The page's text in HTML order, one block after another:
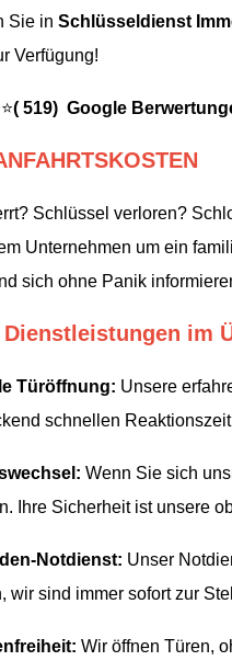
Sie in Schlüsseldienst
Verfügung!
( 519) Google
Schlüssel verloren?
Unternehmen um ein
sich ohne Panik
Dienstleistungen im
Türöffnung: Unsere
schnellen
Wenn Sie sich
Ihre Sicherheit ist unsere
Notdienst: Unser
wir sind immer sofort zur
Wir öffnen Türen,